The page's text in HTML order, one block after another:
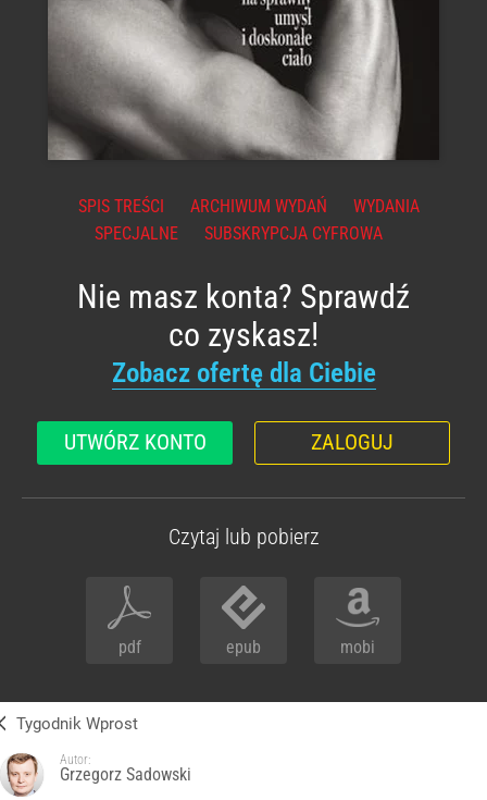
SPIS TREŚCI ARCHIWUM WYDAŃ
WYDANIA
SPECJALNE
SUBSKRYPCJA CYFROWA
Nie masz konta? Sprawdź
co zyskasz!
Zobacz ofertę dla Ciebie
UTWÓRZ KONTO ZALOGUJ
Czytaj lub pobierz
pdf epub mobi
Tygodnik Wprost
Autor:
Grzegorz Sadowski